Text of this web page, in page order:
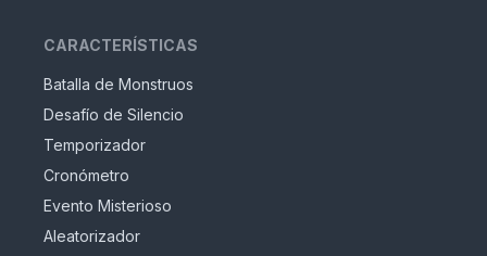
CARACTERÍSTICAS
Batalla de Monstruos
Desafío de Silencio
Temporizador
Cronómetro
Evento Misterioso
Aleatorizador